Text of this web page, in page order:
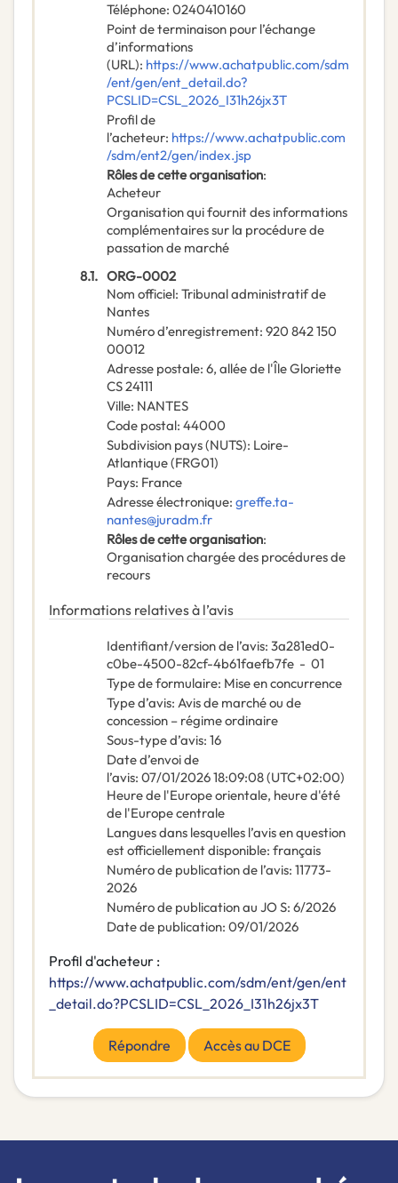
Téléphone: 0240410160
Point de terminaison pour l’échange
d’informations
(URL): https://www.achatpublic.com/sdm
/ent/gen/ent_detail.do?
PCSLID=CSL_2026_I31h26jx3T
Profil de
l’acheteur: https://www.achatpublic.com
/sdm/ent2/gen/index.jsp
Rôles de cette organisation:
Acheteur
Organisation qui fournit des informations
complémentaires sur la procédure de
passation de marché
8.1. ORG-0002
Nom officiel: Tribunal administratif de
Nantes
Numéro d’enregistrement: 920 842 150
00012
Adresse postale: 6, allée de l'Île Gloriette
CS 24111
Ville: NANTES
Code postal: 44000
Subdivision pays (NUTS): Loire-
Atlantique(FRG01)
Pays: France
Adresse électronique: greffe.ta-
nantes@juradm.fr
Rôles de cette organisation:
Organisation chargée des procédures de
recours
Informations relatives à l’avis
Identifiant/version de l’avis: 3a281ed0-
c0be-4500-82cf-4b61faefb7fe - 01
Type de formulaire: Mise en concurrence
Type d’avis: Avis de marché ou de
concession – régime ordinaire
Sous-type d’avis: 16
Date d’envoi de
l’avis: 07/01/202618:09:08 (UTC+02:00)
Heure de l'Europe orientale, heure d'été
de l'Europe centrale
Langues dans lesquelles l’avis en question
est officiellement disponible: français
Numéro de publication de l’avis: 11773-
2026
Numéro de publication au JO S: 6/2026
Date de publication: 09/01/2026
Profil d'acheteur :
https://www.achatpublic.com/sdm/ent/gen/ent
_detail.do?PCSLID=CSL_2026_I31h26jx3T
Répondre Accès au DCE